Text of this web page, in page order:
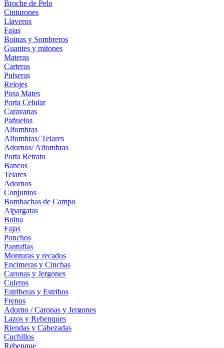
Broche de Pelo
Cinturones
Llaveros
Fajas
Boinas y Sombreros
Guantes y mitones
Materas
Carteras
Pulseras
Relojes
Posa Mates
Porta Celular
Caravanas
Pañuelos
Alfombras
Alfombras/ Telares
Adornos/ Alfombras
Porta Retrato
Bancos
Telares
Adornos
Conjuntos
Bombachas de Campo
Alpargatas
Boina
Fajas
Ponchos
Pantuflas
Monturas y recados
Encimeras y Cinchas
Caronas y Jergones
Culeros
Estriberas y Estribos
Frenos
Adorno / Caronas y Jergones
Lazos y Rebenques
Riendas y Cabezadas
Cuchillos
Rebenque